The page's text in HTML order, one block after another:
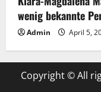
wenig bekannte
Admin April 5,
Copyright © All